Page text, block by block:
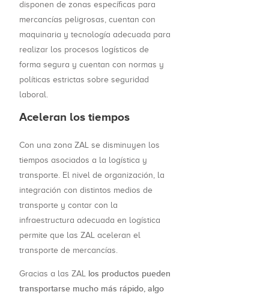
disponen de zonas específicas para
mercancías peligrosas, cuentan con
maquinaria y tecnología adecuada para
realizar los procesos logísticos de
forma segura y cuentan con normas y
políticas estrictas sobre seguridad
laboral.
Aceleran los tiempos
Con una zona ZAL se disminuyen los
tiempos asociados a la logística y
transporte. El nivel de organización, la
integración con distintos medios de
transporte y contar con la
infraestructura adecuada en logística
permite que las ZAL aceleran el
transporte de mercancías.
Gracias a las ZAL los productos pueden
transportarse mucho más rápido, algo